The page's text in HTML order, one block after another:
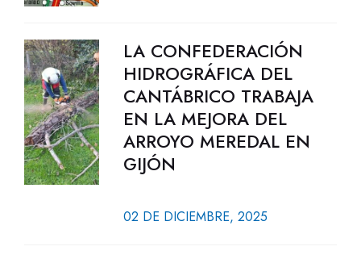
LA CONFEDERACIÓN
HIDROGRÁFICA DEL
CANTÁBRICO TRABAJA
EN LA MEJORA DEL
ARROYO MEREDAL EN
GIJÓN
02 DE DICIEMBRE, 2025